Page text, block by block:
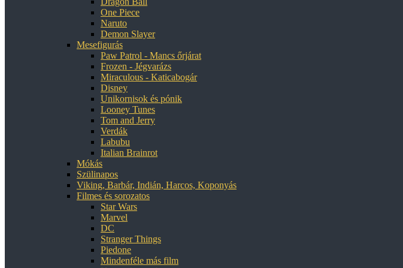
One Piece
Naruto
Demon Slayer
Mesefigurás
Paw Patrol - Mancs őrjárat
Frozen - Jégvarázs
Miraculous - Katicabogár
Disney
Unikornisok és pónik
Looney Tunes
Tom and Jerry
Verdák
Labubu
Italian Brainrot
Mókás
Szülinapos
Viking, Barbár, Indián, Harcos, Koponyás
Filmes és sorozatos
Star Wars
Marvel
DC
Stranger Things
Piedone
Mindenféle más film